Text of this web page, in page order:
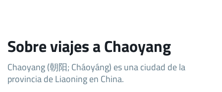
Sobre viajes a Chaoyang
Chaoyang (朝阳; Cháoyáng) es una ciudad de la
provincia de Liaoning en China.